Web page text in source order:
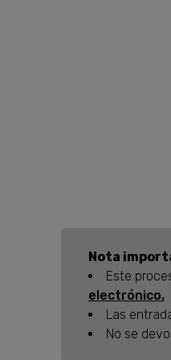
Nota
Este
electrónico.
Las
No se